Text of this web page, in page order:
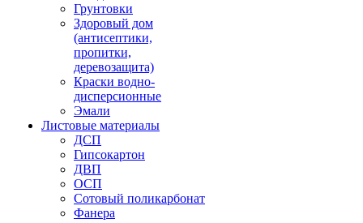
Грунтовки
Здоровый дом
(антисептики,
пропитки,
деревозащита)
Краски водно-
дисперсионные
Эмали
Листовые материалы
ДСП
Гипсокартон
ДВП
ОСП
Сотовый поликарбонат
Фанера